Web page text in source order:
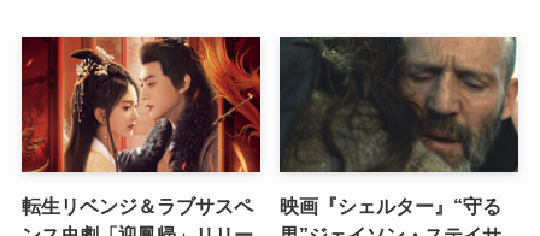
転生リベンジ＆ラブサスペ
映画『シェルター』“守る